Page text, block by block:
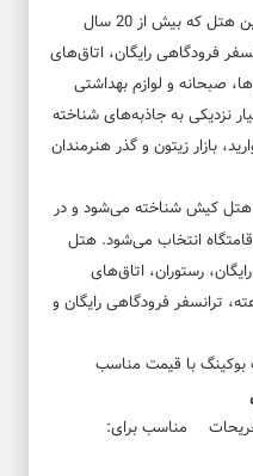
هتل لوتوس کیش: سه ستاره است. این هتل که بیش از 20 سال
فرودگاهی رایگان، اتاق‌های
صبحانه و لوازم بهداشتی
نزدیکی به جاذبه‌های شناخته
بازار زیتون و گذر هنرمندان
هتل کیش شناخته می‌شود و در
انتخاب می‌شود. هتل
رستوران، اتاق‌های
رایگان، پذیرش 24 ساعته، ترانسفر فرودگاهی رایگان و
مناسب برای: